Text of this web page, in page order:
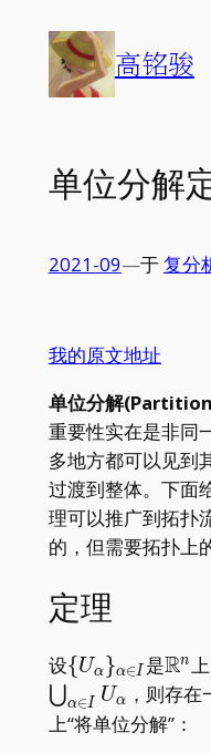
content
高铭骏
单位分解
2021-09—于复分
我的原文地址
单位分解
重要性实在是非同
多地方都可以见到
过渡到整体。下面
理可以推广到拓扑
的，但需要拓扑上
定理
设\
I}
{Uα}α∈I 是Rn
⋃α∈I Uα ，则存
上“将单位分解”：